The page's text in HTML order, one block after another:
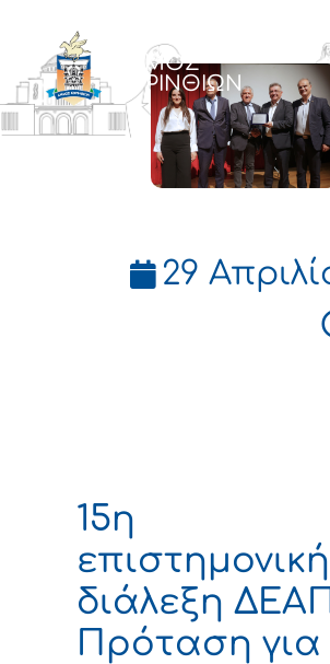
ΔΗΜΟΣ
ΚΟΡΙΝΘΙΩΝ
29
15η
επιστημονική
διάλεξη
Πρόταση για